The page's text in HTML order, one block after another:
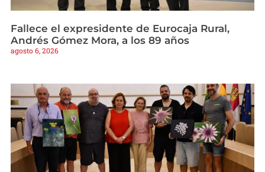
Fallece el expresidente de Eurocaja Rural,
Andrés Gómez Mora, a los 89 años
agosto 6, 2026